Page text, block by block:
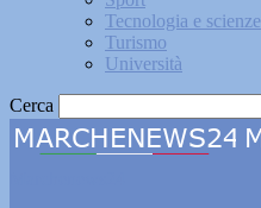
Tecnologia e scienze
Turismo
Università
Cerca